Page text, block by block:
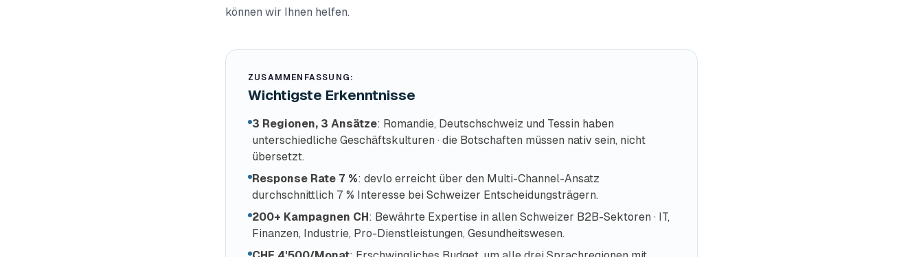
können wir Ihnen helfen.
ZUSAMMENFASSUNG:
Wichtigste Erkenntnisse
3 Regionen, 3 Ansätze: Romandie, Deutschschweiz und Tessin haben
unterschiedliche Geschäftskulturen · die Botschaften müssen nativ sein, nicht
übersetzt.
Response Rate 7 %: devlo erreicht über den Multi-Channel-Ansatz
durchschnittlich 7 % Interesse bei Schweizer Entscheidungsträgern.
200+ Kampagnen CH: Bewährte Expertise in allen Schweizer B2B-Sektoren · IT,
Finanzen, Industrie, Pro-Dienstleistungen, Gesundheitswesen.